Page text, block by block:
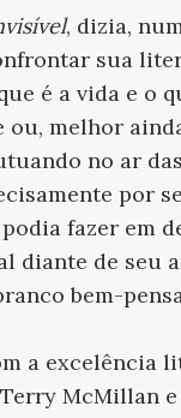
, dizia,
sua
é a vida e o
melhor
no ar
por
fazer em
diante de seu
bem-
a excelência
McMillan